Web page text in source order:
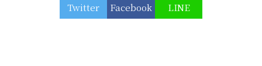
Twitter Facebook LINE